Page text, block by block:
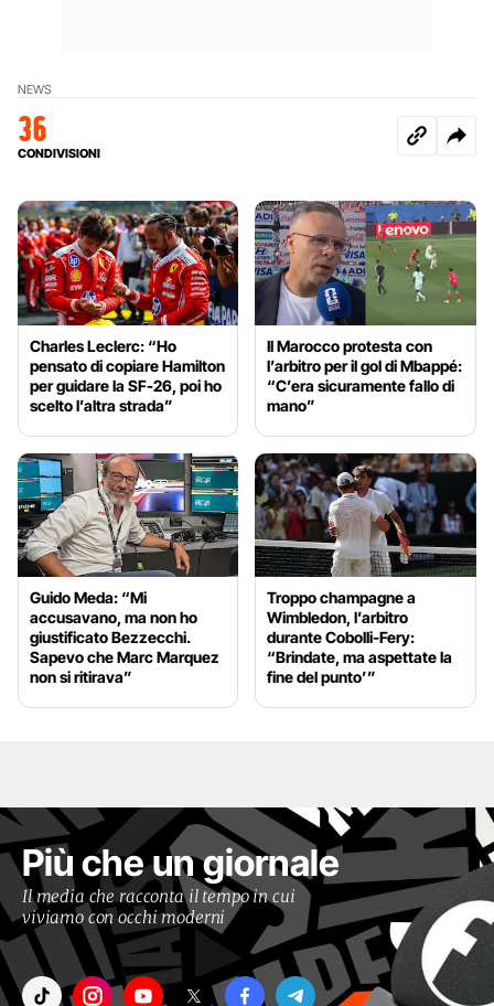
NEWS
36
CONDIVISIONI
Charles Leclerc: “Ho
pensato di copiare Hamilton
per guidare la SF-26, poi ho
scelto l’altra strada”
Il Marocco protesta con
l’arbitro per il gol di Mbappé:
“C’era sicuramente fallo di
mano”
Guido Meda: “Mi
accusavano, ma non ho
giustificato Bezzecchi.
Sapevo che Marc Marquez
non si ritirava”
Troppo champagne a
Wimbledon, l’arbitro
durante Cobolli-Fery:
“Brindate, ma aspettate la
fine del punto’”
Più che un giornale
Il media che racconta il tempo in cui
viviamo con occhi moderni